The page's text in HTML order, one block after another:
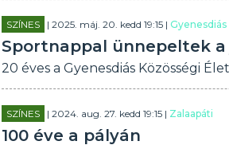
SZÍNES | 2025. máj. 20. kedd 19:15 |Gyenesdiás
Sportnappal ünnepeltek
20 éves a Gyenesdiás Közösségi
SZÍNES | 2024. aug. 27. kedd 19:15 | Zalaapáti
100 éve a pályán